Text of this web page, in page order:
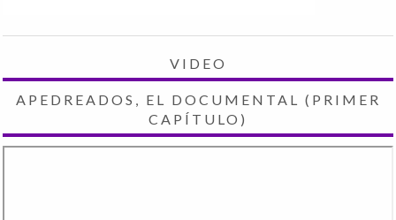
VIDEO
APEDREADOS, EL DOCUMENTAL (PRIMER
CAPÍTULO)